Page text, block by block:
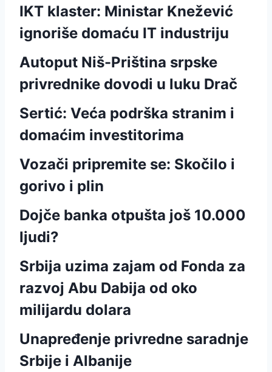
IKT klaster: Ministar Knežević
ignoriše domaću IT industriju
Autoput Niš-Priština srpske
privrednike dovodi u luku Drač
Sertić: Veća podrška stranim i
domaćim investitorima
Vozači pripremite se: Skočilo i
gorivo i plin
Dojče banka otpušta još 10.000
ljudi?
Srbija uzima zajam od Fonda za
razvoj Abu Dabija od oko
milijardu dolara
Unapređenje privredne saradnje
Srbije i Albanije